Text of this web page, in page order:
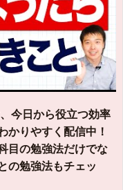
今日から役立つ効率
かりやすく配信中！
目の勉強法だけでな
の勉強法もチェッ